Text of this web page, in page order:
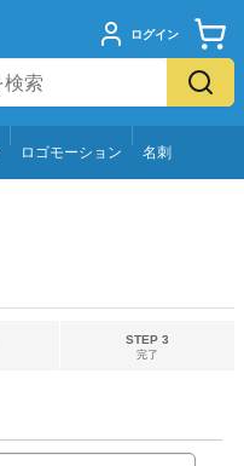
ログイン
ロゴモーション 名刺
STEP 3
完了